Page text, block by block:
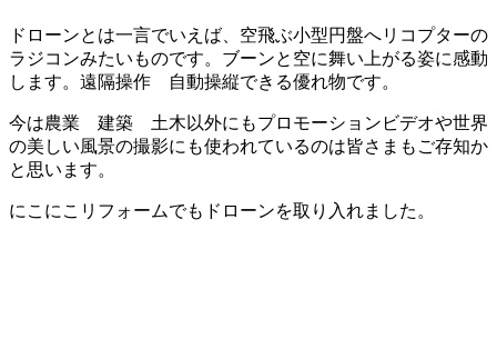
ドローンとは一言でいえば、空飛ぶ小型円盤へリコプターの
ラジコンみたいものです。ブーンと空に舞い上がる姿に感動
します。遠隔操作 自動操縦できる優れ物です。
今は農業 建築 土木以外にもプロモーションビデオや世界
の美しい風景の撮影にも使われているのは皆さまもご存知か
と思います。
にこにこリフォームでもドローンを取り入れました。